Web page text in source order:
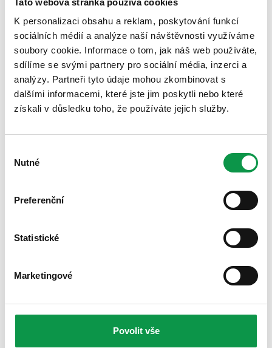
K personalizaci obsahu a reklam, poskytování funkcí
sociálních médií a analýze naší návštěvnosti využíváme
soubory cookie. Informace o tom, jak náš web používáte,
sdílíme se svými partnery pro sociální média, inzerci a
analýzy. Partneři tyto údaje mohou zkombinovat s
dalšími informacemi, které jste jim poskytli nebo které
získali v důsledku toho, že používáte jejich služby.
souhlasu
Nutné
Preferenční
Statistické
Marketingové
Povolit vše
Žádné natírání dřeva. Nikdy.
3. Odolnost